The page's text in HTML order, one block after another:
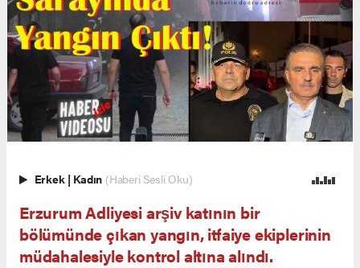
Erkek | Kadın (Haberi Sesli Oku)
Erzurum Adliyesi arşiv katının bir
bölümünde çıkan yangın, itfaiye ekiplerinin
müdahalesiyle kontrol altına alındı.